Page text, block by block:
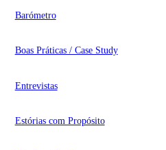
Barómetro
Boas Práticas / Case Study
Entrevistas
Estórias com Propósito